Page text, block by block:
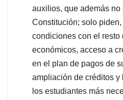
auxilios, que además no
Constitución; solo
condiciones con el resto
económicos, acceso a
en el plan de pagos de
ampliación de créditos y
los estudiantes más